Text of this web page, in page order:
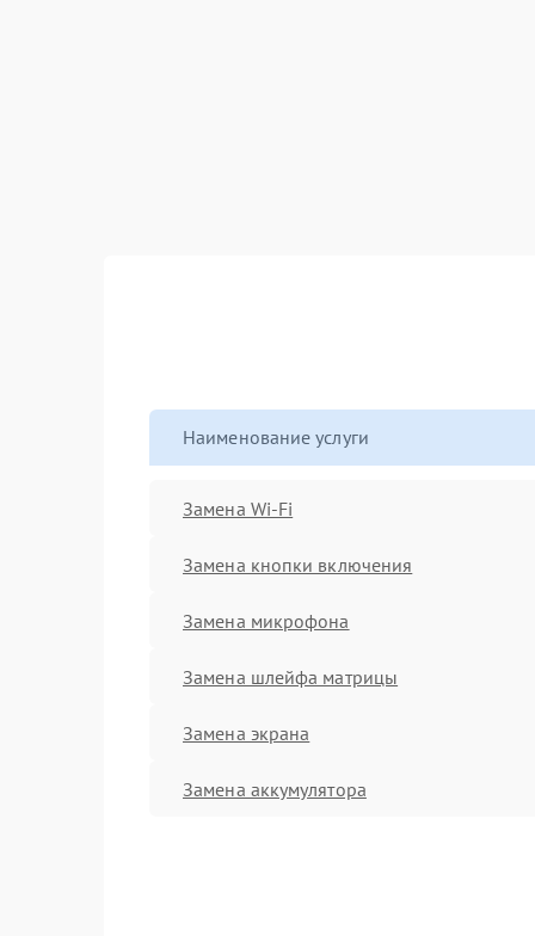
Наименование услуги
Замена Wi-Fi
Замена кнопки включения
Замена микрофона
Замена шлейфа матрицы
Замена экрана
Замена аккумулятора